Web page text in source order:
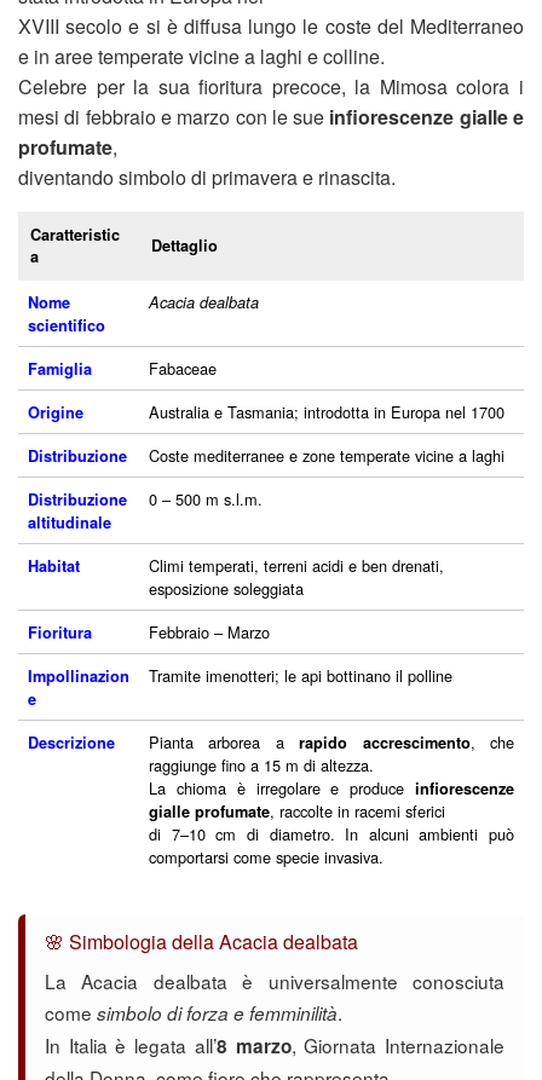
XVIII secolo e si è diffusa lungo le coste del Mediterraneo
e in aree temperate vicine a laghi e colline.
Celebre per la sua fioritura precoce, la Mimosa colora i
mesi di febbraio e marzo con le sue infiorescenze gialle e
profumate,
diventando simbolo di primavera e rinascita.
Caratteristic
a
Dettaglio
Nome
scientifico
Acacia dealbata
Famiglia Fabaceae
Origine Australia e Tasmania; introdotta in Europa nel 1700
Distribuzione Coste mediterranee e zone temperate vicine a laghi
Distribuzione
altitudinale
0 – 500 m s.l.m.
Habitat
Climi temperati, terreni acidi e ben drenati,
esposizione soleggiata
Fioritura Febbraio – Marzo
Impollinazion
e
Tramite imenotteri; le api bottinano il polline
Descrizione Pianta arborea arapido accrescimento, che
raggiunge fino a 15 m di altezza.
La chioma è irregolare e produce infiorescenze
gialle profumate, raccolte in racemi sferici
di 7–10 cm di diametro. In alcuni ambienti può
comportarsi come specie invasiva.
🌸 Simbologia della Acacia dealbata
La Acacia dealbata è universalmente conosciuta
come simbolo di forza e femminilità.
In Italia è legata all’8 marzo, Giornata Internazionale